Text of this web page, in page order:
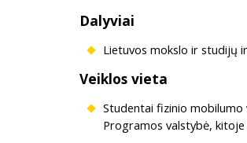
Dalyviai
Lietuvos mokslo ir studijų
Veiklos vieta
Studentai fizinio
Programos valstybė,